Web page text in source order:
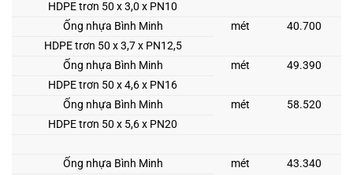
HDPE trơn 50 x 3,0 x PN10
Ống nhựa Bình Minh
mét
40.700
HDPE trơn 50 x 3,7 x PN12,5
Ống nhựa Bình Minh
mét
49.390
HDPE trơn 50 x 4,6 x PN16
Ống nhựa Bình Minh
mét
58.520
HDPE trơn 50 x 5,6 x PN20
Ống nhựa Bình Minh mét
43.340